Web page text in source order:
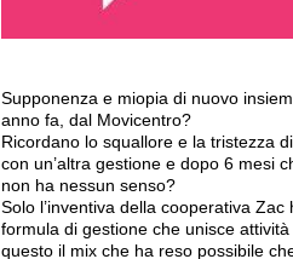
Supponenza e miopia di nuovo
anno fa, dal Movicentro?
Ricordano lo squallore e la tristezza
con un’altra gestione e dopo 6 mesi
non ha nessun senso?
Solo l’inventiva della cooperativa
formula di gestione che unisce
questo il mix che ha reso possibile